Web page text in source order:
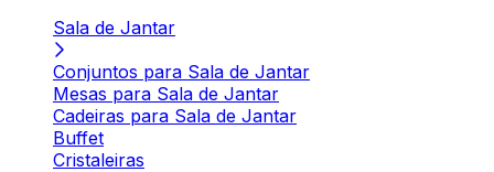
Sala de Jantar
Conjuntos para Sala de Jantar
Mesas para Sala de Jantar
Cadeiras para Sala de Jantar
Buffet
Cristaleiras